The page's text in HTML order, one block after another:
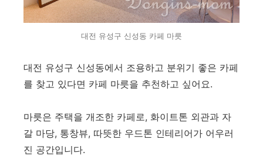
대전 유성구 신성동 카페 마릇
대전 유성구 신성동에서 조용하고 분위기 좋은 카페
를 찾고 있다면 카페 마릇을 추천하고 싶어요.
마릇은 주택을 개조한 카페로, 화이트톤 외관과 자
갈 마당, 통창뷰, 따뜻한 우드톤 인테리어가 어우러
진 공간입니다.